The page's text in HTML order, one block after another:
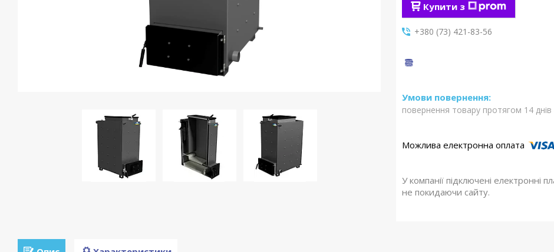
Купити з
+380 (73) 421-83-56
повернення товару протягом 14 днів
У компанії підключені
не покидаючи сайту.